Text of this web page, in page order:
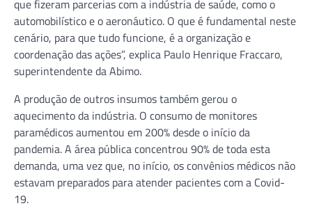
que fizeram parcerias com a indústria de saúde, como o
automobilístico e o aeronáutico. O que é fundamental neste
cenário, para que tudo funcione, é a organização e
coordenação das ações”, explica Paulo Henrique Fraccaro,
superintendente da Abimo.
A produção de outros insumos também gerou o
aquecimento da indústria. O consumo de monitores
paramédicos aumentou em 200% desde o início da
pandemia. A área pública concentrou 90% de toda esta
demanda, uma vez que, no início, os convênios médicos não
estavam preparados para atender pacientes com a Covid-
19.